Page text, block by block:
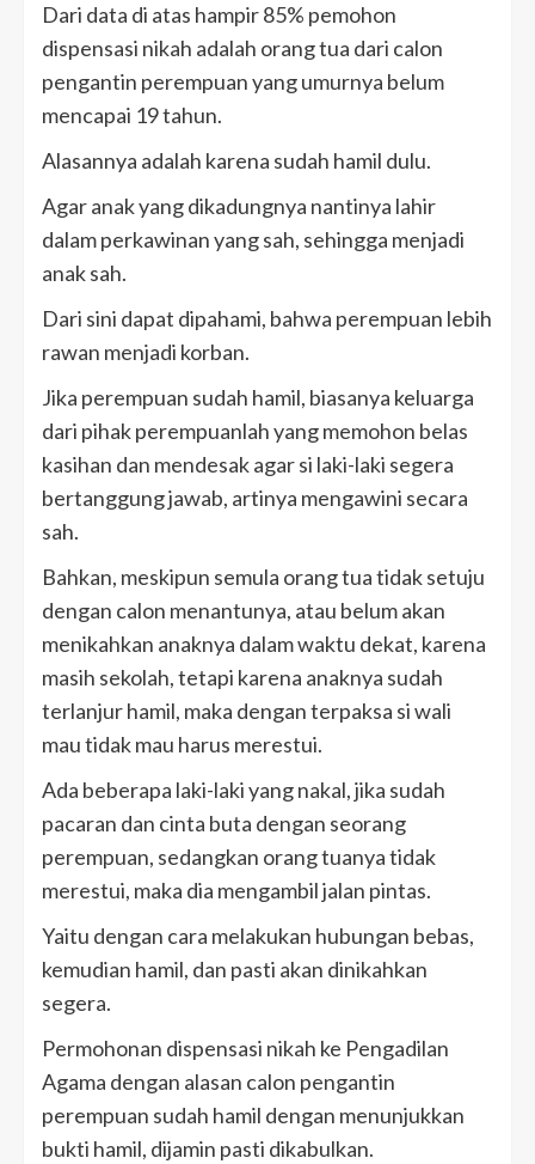
Dari data di atas hampir 85% pemohon
dispensasi nikah adalah orang tua dari calon
pengantin perempuan yang umurnya belum
mencapai 19 tahun.
Alasannya adalah karena sudah hamil dulu.
Agar anak yang dikadungnya nantinya lahir
dalam perkawinan yang sah, sehingga menjadi
anak sah.
Dari sini dapat dipahami, bahwa perempuan lebih
rawan menjadi korban.
Jika perempuan sudah hamil, biasanya keluarga
dari pihak perempuanlah yang memohon belas
kasihan dan mendesak agar si laki-laki segera
bertanggung jawab, artinya mengawini secara
sah.
Bahkan, meskipun semula orang tua tidak setuju
dengan calon menantunya, atau belum akan
menikahkan anaknya dalam waktu dekat, karena
masih sekolah, tetapi karena anaknya sudah
terlanjur hamil, maka dengan terpaksa si wali
mau tidak mau harus merestui.
Ada beberapa laki-laki yang nakal, jika sudah
pacaran dan cinta buta dengan seorang
perempuan, sedangkan orang tuanya tidak
merestui, maka dia mengambil jalan pintas.
Yaitu dengan cara melakukan hubungan bebas,
kemudian hamil, dan pasti akan dinikahkan
segera.
Permohonan dispensasi nikah ke Pengadilan
Agama dengan alasan calon pengantin
perempuan sudah hamil dengan menunjukkan
bukti hamil, dijamin pasti dikabulkan.